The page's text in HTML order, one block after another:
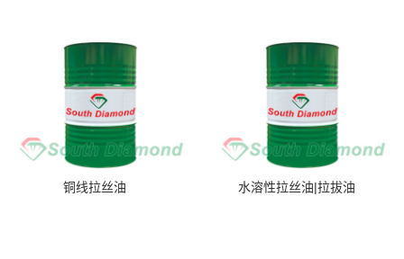
铜线拉丝油 水溶性拉丝油|拉拔油